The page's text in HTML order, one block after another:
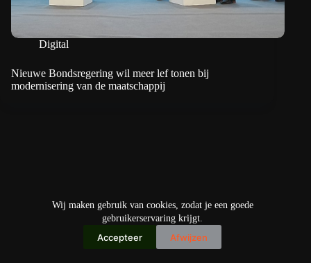
Wij maken gebruik van cookies, zodat je een goede
gebruikerservaring krijgt.
Accepteer Afwijzen
Digital
Nieuwe Bondsregering wil meer lef tonen bij
modernisering van de maatschappij